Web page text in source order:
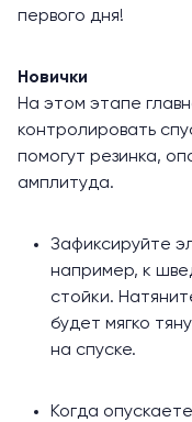
первого дня!
Новички
На этом этапе
контролировать
помогут резинка,
амплитуда.
Зафиксируйте
например, к
стойки.
будет мягко
на спуске.
Когда